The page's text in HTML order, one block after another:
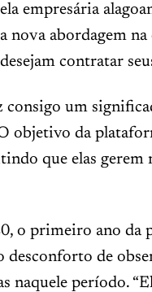
empresária
nova abordagem
contratar
consigo um
objetivo da
que elas gerem
o primeiro ano da
desconforto de
naquele período.